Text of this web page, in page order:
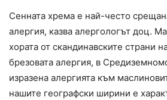
Сенната хрема е най-често
алергия, казва алергологът доц.
хората от скандинавските страни
брезовата алергия, в
изразена алергията към
нашите географски ширини е